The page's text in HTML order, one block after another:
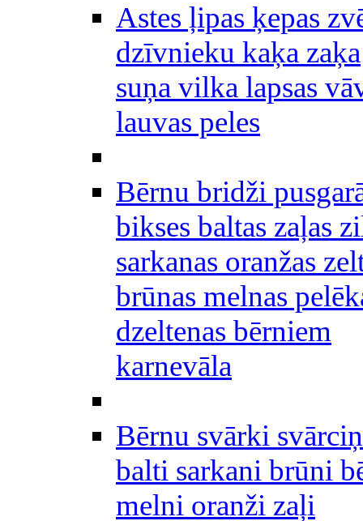
Astes ļipas ķepas
dzīvnieku kaķa zaķa
suņa vilka lapsas
lauvas peles
Bērnu bridži
bikses baltas zaļas
sarkanas oranžas
brūnas melnas
dzeltenas bērniem
karnevāla
Bērnu svārki
balti sarkani brūni
melni oranži zaļi